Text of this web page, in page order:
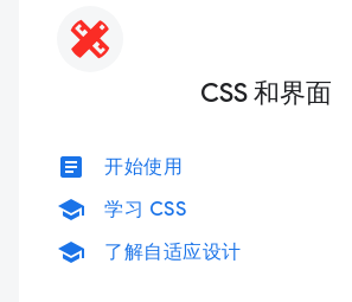
CSS 和界面
article 开始使用
school 学习 CSS
school 了解自适应设计